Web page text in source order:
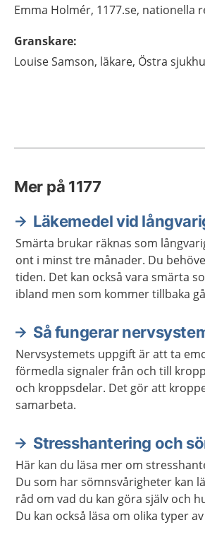
Emma Holmér, 1177.se, nationella
Granskare:
LouiseSamson, läkare, Östra
Mer på 1177
Läkemedel vid
Smärta brukar räknas som
ont i minst tre månader. Du
tiden. Det kan också vara smärta
ibland men som kommer tillbaka
smärta kan du behöva en annan
Så fungerar
Nervsystemets uppgift är att ta
förmedla signaler från och till
och kroppsdelar. Det gör att
samarbeta.
Stresshantering och
Här kan du läsa mer om
Du som har sömnsvårigheter kan
råd om vad du kan göra själv och
Du kan också läsa om olika typer av